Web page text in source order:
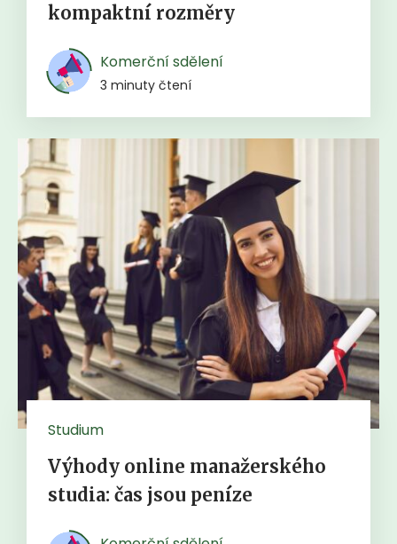
kompaktní rozměry
Komerční sdělení
3 minuty čtení
Studium
Výhody online manažerského
studia: čas jsou peníze